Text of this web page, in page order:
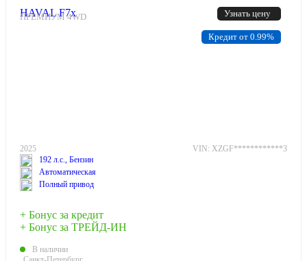
Узнать цену
HAVAL F7x
ПРЕМИУМ 4WD
2025
VIN: XZGF************3
192 л.с., Бензин
Автоматическая
Полный привод
+ Бонус за кредит
+ Бонус за ТРЕЙД-ИН
В наличии
Кредит от 0.99%